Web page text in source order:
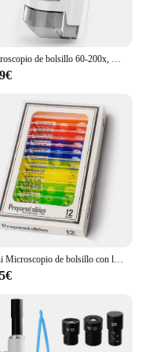
Mini Microscopio de bolsillo con luz LED para niños, 60-120X, juguete de ciencia, alimentado por batería